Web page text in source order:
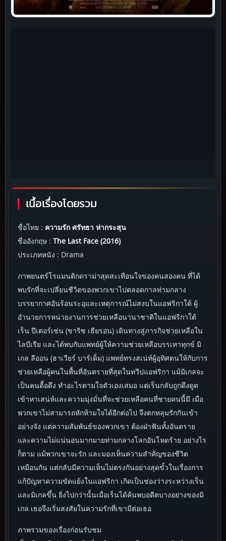
เนื้อเรื่องโดยรวม
ชื่อไทย : ความรัก ศรัทธา ห่ากระสุน
ชื่ออังกฤษ : The Last Face (2016)
ประเภทหนัง : Drama
ภาพยนตร์โรแมนติกดราม่าสุดสะเทือนใจของคนสองคน ที่ได้
พบรักที่จะเปลี่ยนชีวิตของพวกเขาไปตลอดกาลท่ามกลาง
บรรยากาศอันร้อนระอุและเหตุการณ์ไม่สงบในแอฟริกาใต้ ผู้
อำนวยการหน่วยงานการช่วยเหลือนานาชาติในแอฟริกาใต้
เร็น ปีเตอร์เซ่น (ชาริซ เธียรอน) เดินทางสู่ภารกิจช่วยเหลือใน
ไลบีเรีย และได้พบกับแพทย์ผู้ให้ความช่วยเหลือบรรเทาทุกข์ มิ
เกล ลีออน (ฮาเวียร์ บาร์เด็ม) แพทย์ทรงสเน่ห์ผู้อุทิศตนให้กับการ
ช่วยเหลือผู้คนในพื้นที่อันตรายที่สุดในทวีปแอฟริกา แม้มิเกลจะ
เป็นคนดื้อดึง ทำอะไรตามใจตัวเองเสมอ แต่เร็นกลับถูกดึงดูด
เข้าหาเสน่ห์และความมุ่งมั่นที่จะช่วยเหลือคนที่ชายคนนี้มี เมื่อ
พวกเขาไม่สามารถหักห้ามใจได้อีกต่อไป จึงตกหลุมรักกันเข้า
อย่างจัง แต่ความสัมพันธ์ของพวกเขา ต้องฝ่าฟันทั้งอันตราย
และความไม่แน่นอนมากมายท่ามกลางโลกอันโหดร้าย อย่างไร
ก็ตาม แม้พวกเขาจะรัก และมองเห็นความสำคัญของชีวิต
เหมือนกัน แต่กลับมีความเห็นไม่ตรงกันอย่างสุดขั้วในเรื่องการ
แก้ปัญหาความขัดแย้งในแอฟริกา เกิดเป็นช่องว่างระหว่างเร็น
และมิเกลขึ้น ยิ่งไปกว่านั้นเมื่อเร็นได้ค้นพบอดีตบางอย่างของมิ
เกล เธอจึงเริ่มสงสัยในความรักที่เขามีต่อเธอ
ภาพรวมของเรื่องก่อนรับชม